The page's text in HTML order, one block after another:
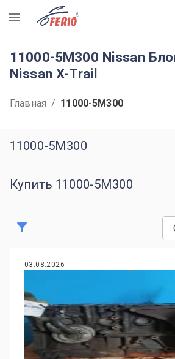
R
11000-5M300 Nissan
Nissan X-Trail
Главная / 11000-5M300
11000-5M300
Купить 11000-5M300
03.08.2026